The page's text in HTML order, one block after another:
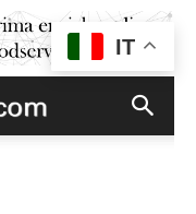
IT